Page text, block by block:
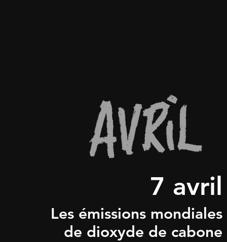
7 avril
Les émissions mondiales
de dioxyde de cabone